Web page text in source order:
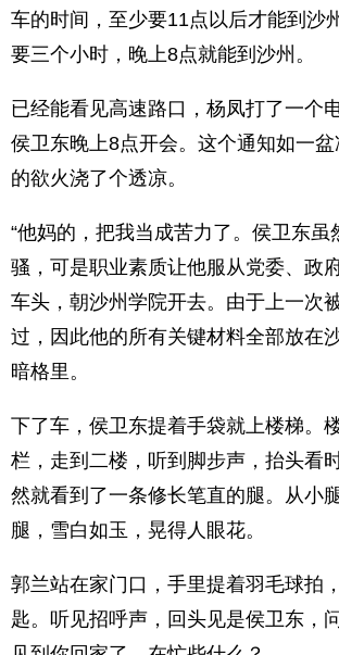
车的时间，至少要11点以后才能到沙
要三个小时，晚上8点就能到沙州。
已经能看见高速路口，杨凤打了一个
侯卫东晚上8点开会。这个通知如一
的欲火浇了个透凉。
“他妈的，把我当成苦力了。侯卫东虽
骚，可是职业素质让他服从党委、政
车头，朝沙州学院开去。由于上一次
过，因此他的所有关键材料全部放在
暗格里。
下了车，侯卫东提着手袋就上楼梯。
栏，走到二楼，听到脚步声，抬头看
然就看到了一条修长笔直的腿。从小
腿，雪白如玉，晃得人眼花。
郭兰站在家门口，手里提着羽毛球拍
匙。听见招呼声，回头见是侯卫东，